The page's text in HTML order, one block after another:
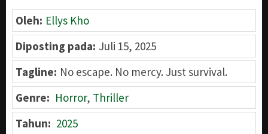
Oleh: Ellys Kho
Diposting pada: Juli 15, 2025
Tagline: No escape. No mercy. Just survival.
Genre: Horror, Thriller
Tahun: 2025